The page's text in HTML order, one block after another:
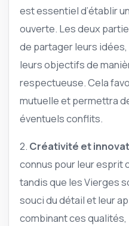
est essentiel d’établir
ouverte. Les deux
de partager leurs
leurs objectifs de
respectueuse. Cela
mutuelle et permettra
éventuels conflits.
2. Créativité et
connus pour leur esprit
tandis que les Vierges
souci du détail et leur
combinant ces